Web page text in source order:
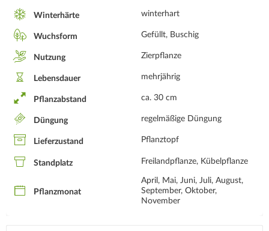
Winterhärte winterhart
Wuchsform Gefüllt, Buschig
Nutzung Zierpflanze
Lebensdauer mehrjährig
Pflanzabstand ca. 30 cm
Düngung regelmäßige Düngung
Lieferzustand Pflanztopf
Standplatz Freilandpflanze, Kübelpflanze
Pflanzmonat
April, Mai, Juni, Juli, August,
September, Oktober,
November